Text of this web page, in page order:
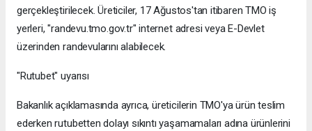
gerçekleştirilecek. Üreticiler, 17 Ağustos'tan itibaren TMO iş
yerleri, "randevu.tmo.gov.tr" internet adresi veya E-Devlet
üzerinden randevularını alabilecek.
"Rutubet" uyarısı
Bakanlık açıklamasında ayrıca, üreticilerin TMO'ya ürün teslim
ederken rutubetten dolayı sıkıntı yaşamamaları adına ürünlerini